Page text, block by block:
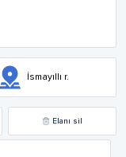
İsmayıllı r.
Elanı sil